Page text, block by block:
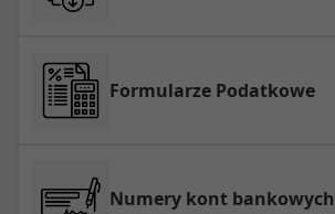
Formularze Podatkowe
Numery kont bankowych